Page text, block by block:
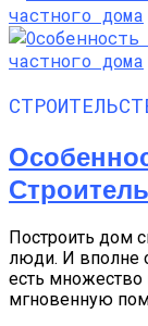
Построить дом
люди. И вполне
есть множество
мгновенную